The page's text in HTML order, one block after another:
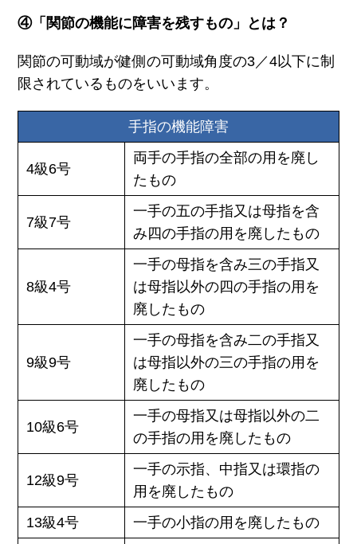
④「関節の機能に障害を残すもの」とは？
関節の可動域が健側の可動域角度の3／4以下に制
限されているものをいいます。
手指の機能障害
4級6号
両手の手指の全部の用を廃し
たもの
7級7号
一手の五の手指又は母指を含
み四の手指の用を廃したもの
8級4号
一手の母指を含み三の手指又
は母指以外の四の手指の用を
廃したもの
9級9号
一手の母指を含み二の手指又
は母指以外の三の手指の用を
廃したもの
10級6号
一手の母指又は母指以外の二
の手指の用を廃したもの
12級9号
一手の示指、中指又は環指の
用を廃したもの
13級4号
一手の小指の用を廃したもの